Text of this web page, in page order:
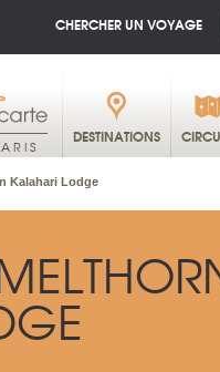
CHERCHER UN VOYAGE
DESTINATIONS
Kalahari Lodge